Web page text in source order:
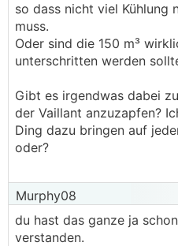
so dass nicht viel Kühlung
muss.
Oder sind die 150 m³
unterschritten werden
Gibt es irgendwas dabei
der Vaillant anzuzapfen?
Ding dazu bringen auf
oder?
Murphy08
du hast das ganze ja
verstanden.